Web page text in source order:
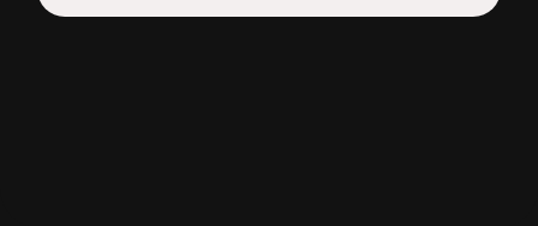
Start de uitdaging